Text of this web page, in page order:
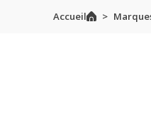
Accueil